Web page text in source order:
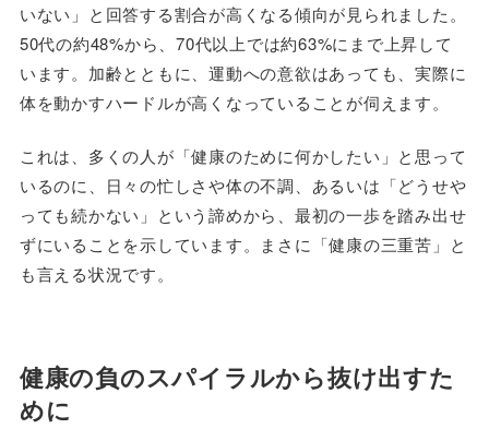
いない」と回答する割合が高くなる傾向が見られました。
50代の約48%から、70代以上では約63%にまで上昇して
います。加齢とともに、運動への意欲はあっても、実際に
体を動かすハードルが高くなっていることが伺えます。
これは、多くの人が「健康のために何かしたい」と思って
いるのに、日々の忙しさや体の不調、あるいは「どうせや
っても続かない」という諦めから、最初の一歩を踏み出せ
ずにいることを示しています。まさに「健康の三重苦」と
も言える状況です。
健康の負のスパイラルから抜け出すた
めに